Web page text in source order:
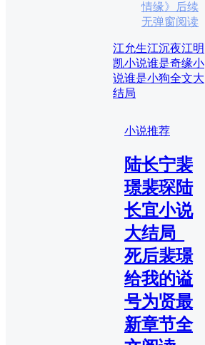
情缘》后续
无弹窗阅读
江允生江沉夜江明
凯小说谁是奇缘小
说谁是小狗全文大
结局
小说推荐
陆长宁裴
璟裴琛陆
长宜小说
大结局_
死后裴璟
给我的谥
号为贤最
新章节全